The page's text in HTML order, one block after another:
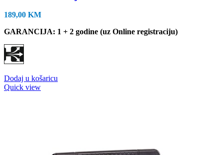
189,00 KM
GARANCIJA: 1 + 2 godine (uz Online registraciju)
Dodaj u košaricu
Quick view